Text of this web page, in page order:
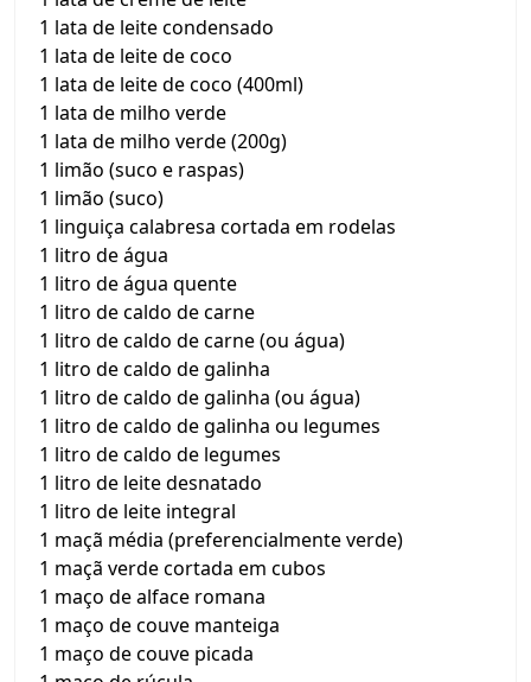
1 lata de leite condensado
1 lata de leite de coco
1 lata de leite de coco (400ml)
1 lata de milho verde
1 lata de milho verde (200g)
1 limão (suco e raspas)
1 limão (suco)
1 linguiça calabresa cortada em rodelas
1 litro de água
1 litro de água quente
1 litro de caldo de carne
1 litro de caldo de carne (ou água)
1 litro de caldo de galinha
1 litro de caldo de galinha (ou água)
1 litro de caldo de galinha ou legumes
1 litro de caldo de legumes
1 litro de leite desnatado
1 litro de leite integral
1 maçã média (preferencialmente verde)
1 maçã verde cortada em cubos
1 maço de alface romana
1 maço de couve manteiga
1 maço de couve picada